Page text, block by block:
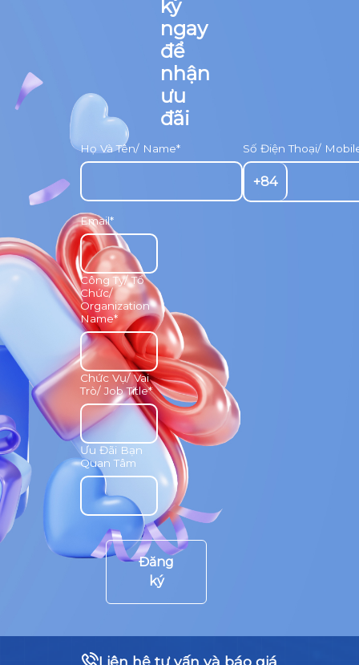
ký
ngay
để
nhận
ưu
đãi
Họ Và Tên/ Name* Số Điện Thoại/
+84
Email*
Công Ty/ Tổ
Chức/
Organization
Name*
Chức Vụ/ Vai
Trò/ Job Title*
Ưu Đãi Bạn
Quan Tâm
Đăng
ký
Liên hệ tư vấn và báo giá